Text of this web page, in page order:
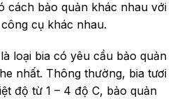
cách bảo quản khác nhau với
cụ khác nhau.
loại bia có yêu cầu bảo quản
nhất. Thông thường, bia tươi
độ từ 1 – 4 độ C, bảo quản